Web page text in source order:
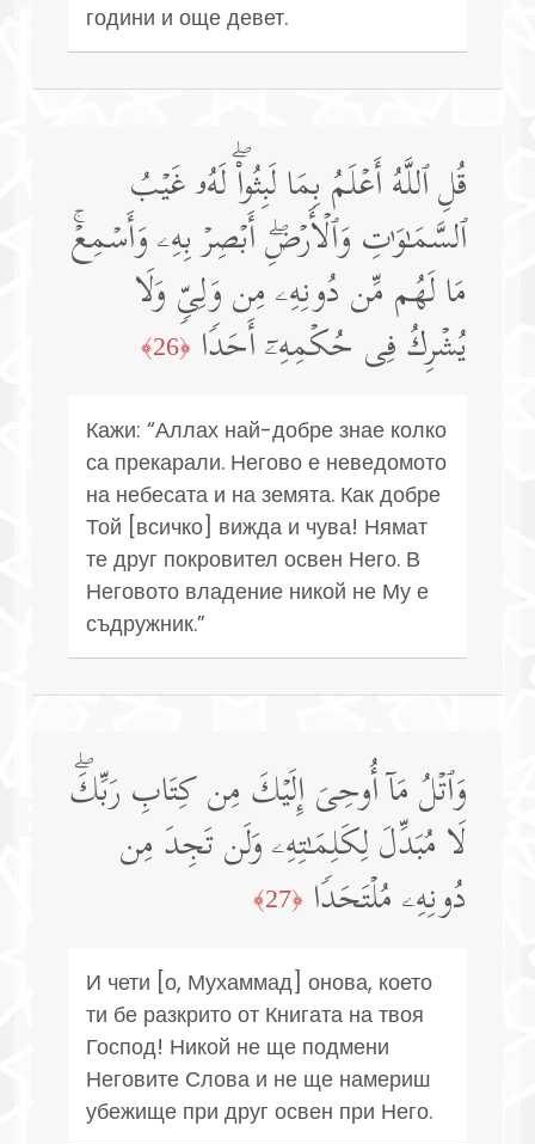
години и още девет.
قُلِ ٱللَّهُ أَعۡلَمُ بِمَا لَبِثُوا۟ۖ لَهُۥ غَیۡبُ
ٱلسَّمَـٰوَ ٰ⁠تِ وَٱلۡأَرۡضِۖ أَبۡصِرۡ بِهِۦ وَأَسۡمِعۡۚ
مَا لَهُم مِّن دُونِهِۦ مِن وَلِیࣲّ وَلَا
یُشۡرِكُ فِی حُكۡمِهِۦۤ أَحَدࣰا ﴿26﴾
Кажи: “Аллах най-добре знае колко
са прекарали. Негово е неведомото
на небесата и на земята. Как добре
Той [всичко] вижда и чува! Нямат
те друг покровител освен Него. В
Неговото владение никой не Му е
съдружник.”
وَٱتۡلُ مَاۤ أُوحِیَ إِلَیۡكَ مِن كِتَابِ رَبِّكَۖ
لَا مُبَدِّلَ لِكَلِمَـٰتِهِۦ وَلَن تَجِدَ مِن
دُونِهِۦ مُلۡتَحَدࣰا ﴿27﴾
И чети [о, Мухаммад] онова, което
ти бе разкрито от Книгата на твоя
Господ! Никой не ще подмени
Неговите Слова и не ще намериш
убежище при друг освен при Него.